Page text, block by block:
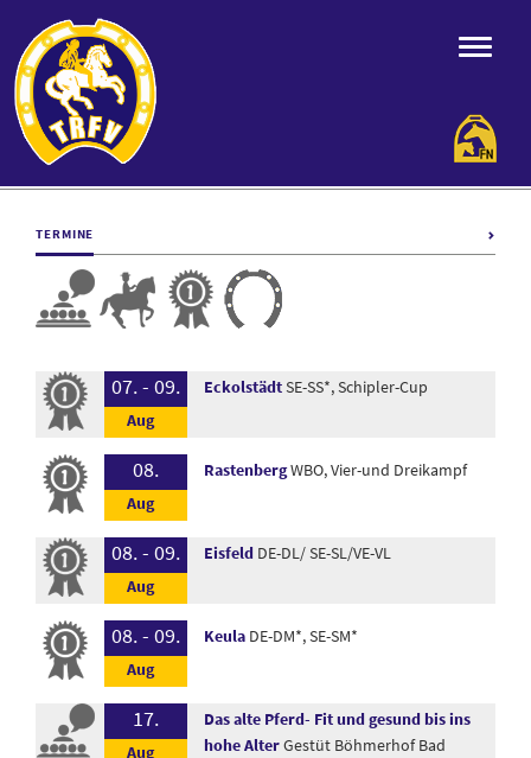
TERMINE
07. - 09. EckolstädtSE-SS*, Schipler-Cup
08. RastenbergWBO, Vier-und Dreikampf
08. - 09. EisfeldDE-DL/ SE-SL/VE-VL
08. - 09. KeulaDE-DM*, SE-SM*
17.
Das alte Pferd- Fit und gesund bis ins
hohe AlterGestüt Böhmerhof Bad